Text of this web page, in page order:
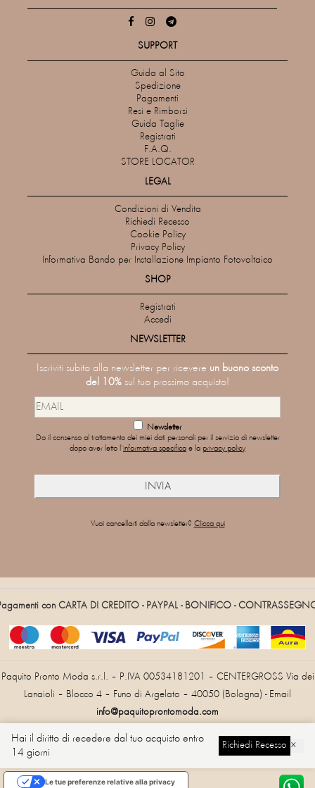
SUPPORT
Guida al Sito
Spedizione
Pagamenti
Resi e Rimborsi
Guida Taglie
Registrati
F.A.Q.
STORE LOCATOR
LEGAL
Condizioni di Vendita
Richiedi Recesso
Cookie Policy
Privacy Policy
Informativa Bando per Installazione Impianto Fotovoltaico
SHOP
Registrati
Accedi
NEWSLETTER
Iscriviti subito alla newsletter per ricevere un buono sconto
del 10% sul tuo prossimo acquisto!
Newsletter
Do il consenso al trattamento dei miei dati personali per il servizio di newsletter
dopo aver letto l'informativa specifica e la privacy policy
Vuoi cancellarti dalla newsletter? Clicca qui
con CARTA DI CREDITO - PAYPAL - BONIFICO -
Paquito Pronto Moda s.r.l. – P.IVA 00534181201 – CENTERGROSS Via dei
Lanaioli – Blocco 4 – Funo di Argelato – 40050 (Bologna) - Email
info@paquitoprontomoda.com
Hai il diritto di recedere dal tuo acquisto entro
14 giorni
Richiedi Recesso ×
Le tue preferenze relative alla privacy